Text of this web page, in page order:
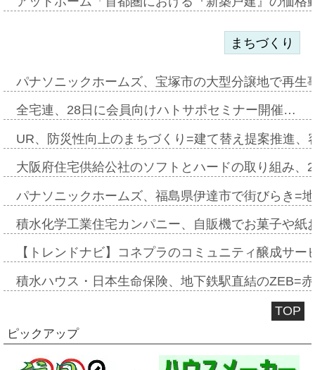
まちづくり
パナソニックホームズ、宝塚市の大型分譲地で再
全宅連、28日に会員向けハトサポセミナー開催…
UR、防災性向上のまちづくり=建て替え提案推進
大阪府住宅供給公社のソフトとハードの取り組み
パナソニックホームズ、福島県伊達市で街びらき=
積水化学工業住宅カンパニー、自販機でお菓子や
【トレンドナビ】コネプラのコミュニティ醸成サ
積水ハウス・日本生命保険、地下鉄駅直結のZEB=
TOP
ピックアップ